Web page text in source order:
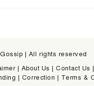
| All rights reserved
| About Us |Contact Us
| Correction | Terms &